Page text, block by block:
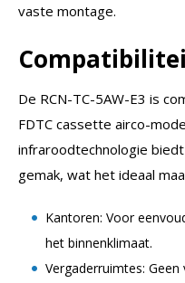
vaste montage.
De RCN-TC-5AW-E3 is
FDTC cassette airco-
infraroodtechnologie
gemak, wat het ideaal
Kantoren: Voor
het binnenklimaat.
Vergaderruimtes: